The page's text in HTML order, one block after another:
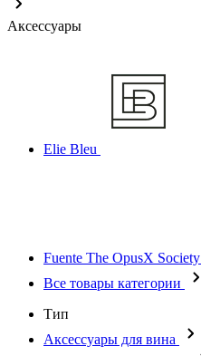
Аксессуары
Elie Bleu
Fuente The OpusX Society
Все товары категории
Тип
Аксессуары для вина